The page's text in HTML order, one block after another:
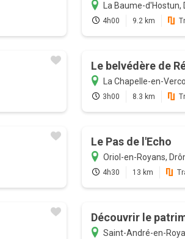
La Baume-d'Hostun,
4h00 9.2 km
Le belvédère de
La Chapelle-en-
3h00 8.3 km
Le Pas de l'Echo
Oriol-en-Royans,
4h30 13 km
Découvrir le
Saint-André-en-